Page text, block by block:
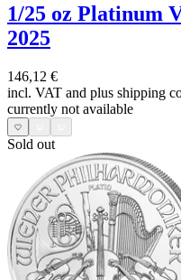
1/25 oz Platinum
2025
146,12 €
incl. VAT and plus shipping
currently not available
Sold out